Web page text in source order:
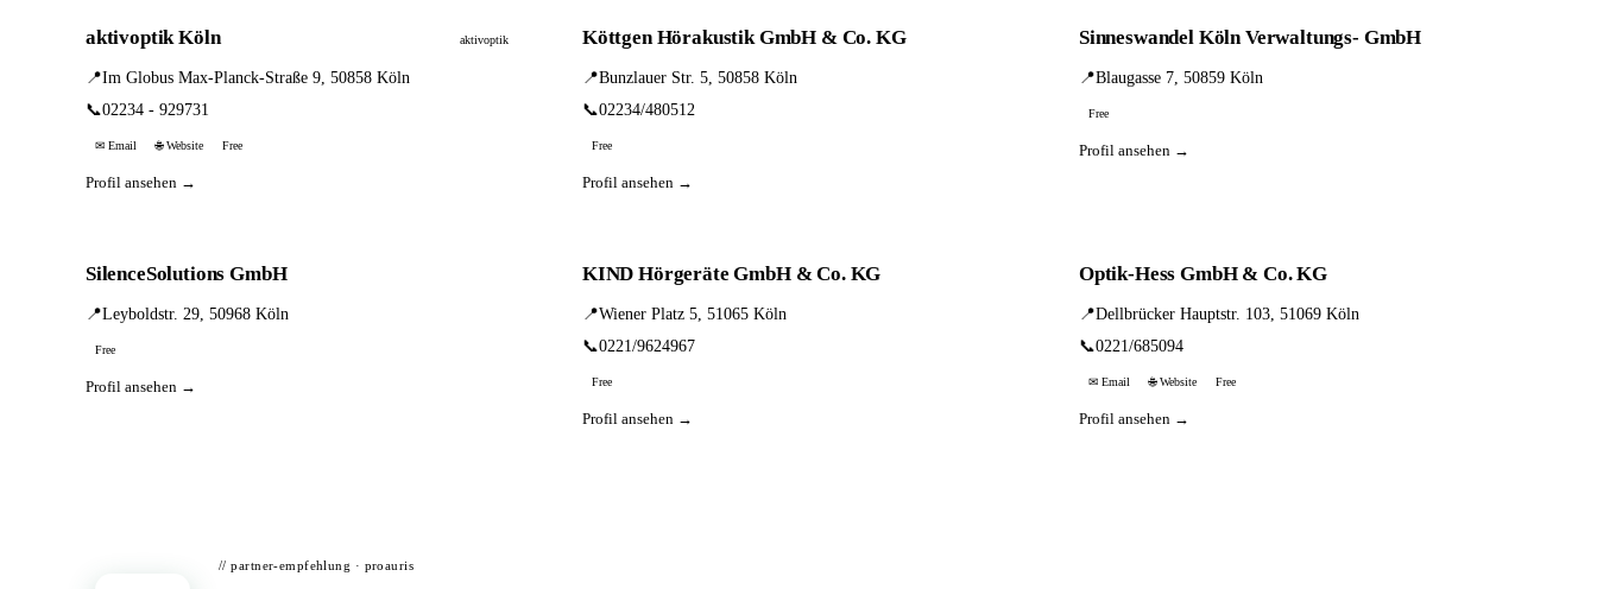
aktivoptik Köln aktivoptik
📍Im Globus Max-Planck-Straße 9, 50858 Köln
📞02234 - 929731
✉ Email 🌐 Website Free
Profil ansehen →
Köttgen Hörakustik GmbH & Co. KG
📍Bunzlauer Str. 5, 50858 Köln
📞02234/480512
Free
Profil ansehen →
Sinneswandel Köln Verwaltungs- GmbH
📍Blaugasse 7, 50859 Köln
Free
Profil ansehen →
SilenceSolutions GmbH
📍Leyboldstr. 29, 50968 Köln
Free
Profil ansehen →
KIND Hörgeräte GmbH & Co. KG
📍Wiener Platz 5, 51065 Köln
📞0221/9624967
Free
Profil ansehen →
Optik-Hess GmbH & Co. KG
📍Dellbrücker Hauptstr. 103, 51069 Köln
📞0221/685094
✉ Email 🌐 Website Free
Profil ansehen →
// partner-empfehlung · proauris